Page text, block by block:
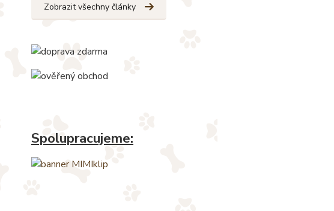
Zobrazit všechny články
Spolupracujeme: